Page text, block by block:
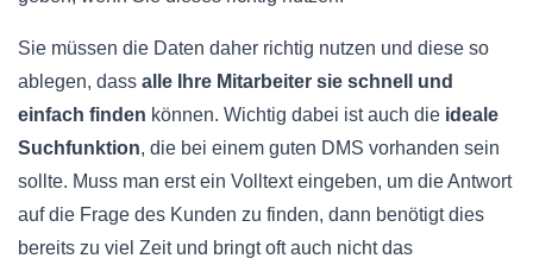
Sie müssen die Daten daher richtig nutzen und diese so
ablegen, dass alle Ihre Mitarbeiter sie schnell und
einfach finden können. Wichtig dabei ist auch die ideale
Suchfunktion, die bei einem guten DMS vorhanden sein
sollte. Muss man erst ein Volltexteingeben, um die Antwort
auf die Frage des Kunden zu finden, dann benötigt dies
bereits zu viel Zeit und bringt oft auch nicht das